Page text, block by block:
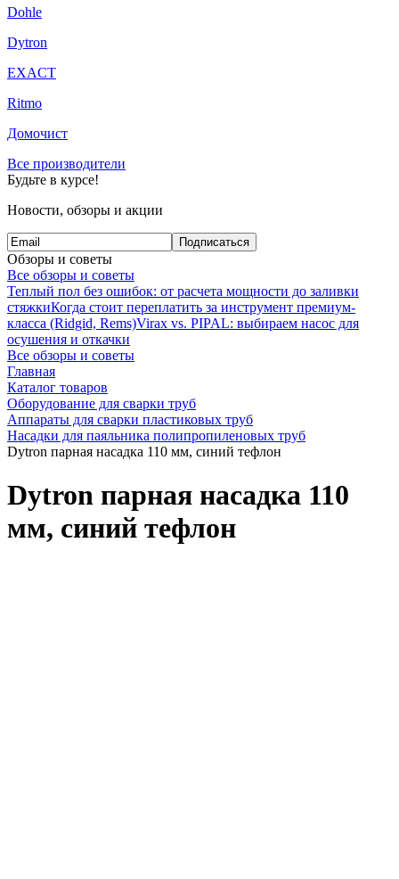
Dohle
Dytron
EXACT
Ritmo
Домочист
Все производители
Будьте в курсе!
Новости, обзоры и акции
Подписаться
Обзоры и советы
Все обзоры и советы
Теплый пол без ошибок: от расчета мощности до заливки
стяжкиКогда стоит переплатить за инструмент премиум-
класса (Ridgid, Rems)Virax vs. PIPAL: выбираем насос для
осушения и откачки
Все обзоры и советы
Главная
Каталог товаров
Оборудование для сварки труб
Аппараты для сварки пластиковых труб
Насадки для паяльника полипропиленовых труб
Dytron парная насадка 110 мм, синий тефлон
Dytron парная насадка 110
мм, синий тефлон